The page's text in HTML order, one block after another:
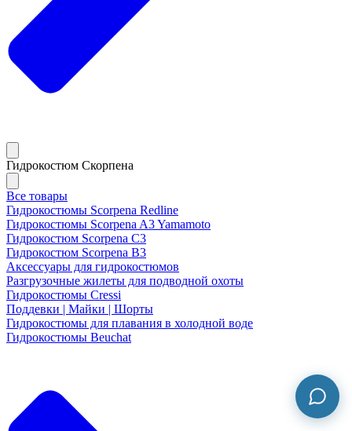
Гидрокостюм Скорпена
Все товары
Гидрокостюмы Scorpena Redline
Гидрокостюмы Scorpena A3 Yamamoto
Гидрокостюм Scorpena C3
Гидрокостюм Scorpena B3
Аксессуары для гидрокостюмов
Разгрузочные жилеты для подводной охоты
Гидрокостюмы Cressi
Поддевки | Майки | Шорты
Гидрокостюмы для плавания в холодной воде
Гидрокостюмы Beuchat